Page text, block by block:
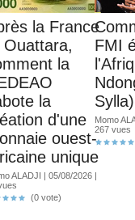
la France
Ouattara,
la
la
d'une
ouest-
unique
ALADJI | 05/08/2026 |
(0 vote)
FMI
Sylla)
Momo
267 vues